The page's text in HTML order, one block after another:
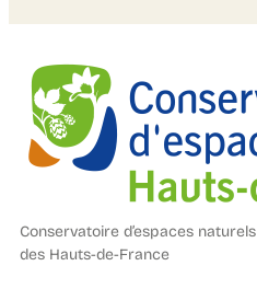
Conservatoire d’espaces naturels
des Hauts-de-France